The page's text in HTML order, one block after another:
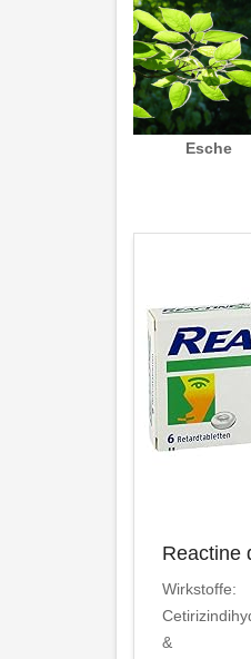
Esche
Reactine
Wirkstoffe:
&